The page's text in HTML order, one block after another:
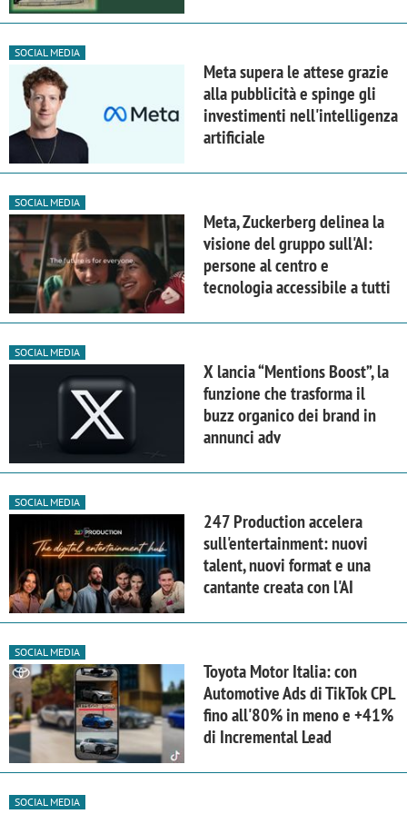
SOCIAL MEDIA
Meta supera le attese grazie
alla pubblicità e spinge gli
investimenti nell'intelligenza
artificiale
SOCIAL MEDIA
Meta, Zuckerberg delinea la
visione del gruppo sull'AI:
persone al centro e
tecnologia accessibile a tutti
SOCIAL MEDIA
X lancia “Mentions Boost”, la
funzione che trasforma il
buzz organico dei brand in
annunci adv
SOCIAL MEDIA
247 Production accelera
sull'entertainment: nuovi
talent, nuovi format e una
cantante creata con l'AI
SOCIAL MEDIA
Toyota Motor Italia: con
Automotive Ads di TikTok CPL
fino all'80% in meno e +41%
di Incremental Lead
SOCIAL MEDIA